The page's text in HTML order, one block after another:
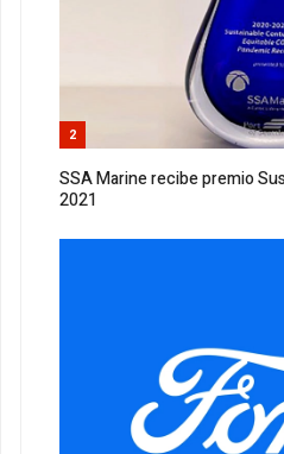
2
SSA Marine recibe premio
2021